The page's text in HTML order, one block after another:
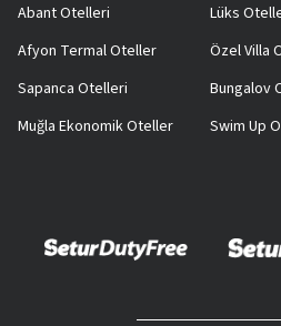
Abant Otelleri
Afyon Termal Oteller
Sapanca Otelleri
Muğla Ekonomik Oteller
Lüks
Özel Villa
Bungalov
Swim Up